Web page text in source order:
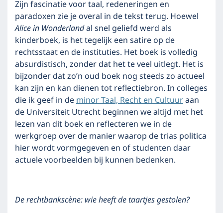
Zijn fascinatie voor taal, redeneringen en
paradoxen zie je overal in de tekst terug. Hoewel
Alice in Wonderlandal snel geliefd werd als
kinderboek, is het tegelijk een satire op de
rechtsstaat en de instituties. Het boek is volledig
absurdistisch, zonder dat het te veel uitlegt. Het is
bijzonder dat zo’n oud boek nog steeds zo actueel
kan zijn en kan dienen tot reflectiebron. In colleges
die ik geef in deminor Taal, Recht en Cultuuraan
de Universiteit Utrecht beginnen we altijd met het
lezen van dit boek en reflecteren we in de
werkgroep over de manier waarop de trias politica
hier wordt vormgegeven en of studenten daar
actuele voorbeelden bij kunnen bedenken.
De rechtbankscène: wie heeft de taartjes gestolen?